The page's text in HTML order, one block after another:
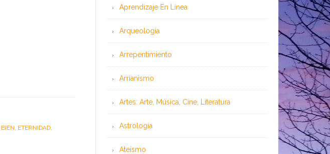
BIEN, ETERNIDAD,
Aprendizaje En Línea
Arqueología
Arrepentimiento
Arrianismo
Artes: Arte, Música, Cine, Literatura
Astrología
Ateísmo